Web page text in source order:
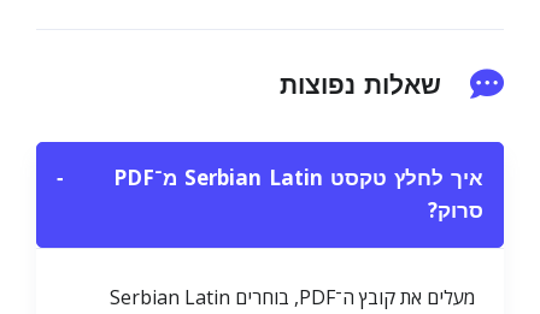
שאלות נפוצות
איך לחלץ טקסט Serbian Latin מ־PDF
סרוק?
−
מעלים את קובץ ה־PDF, בוחרים Serbian Latin